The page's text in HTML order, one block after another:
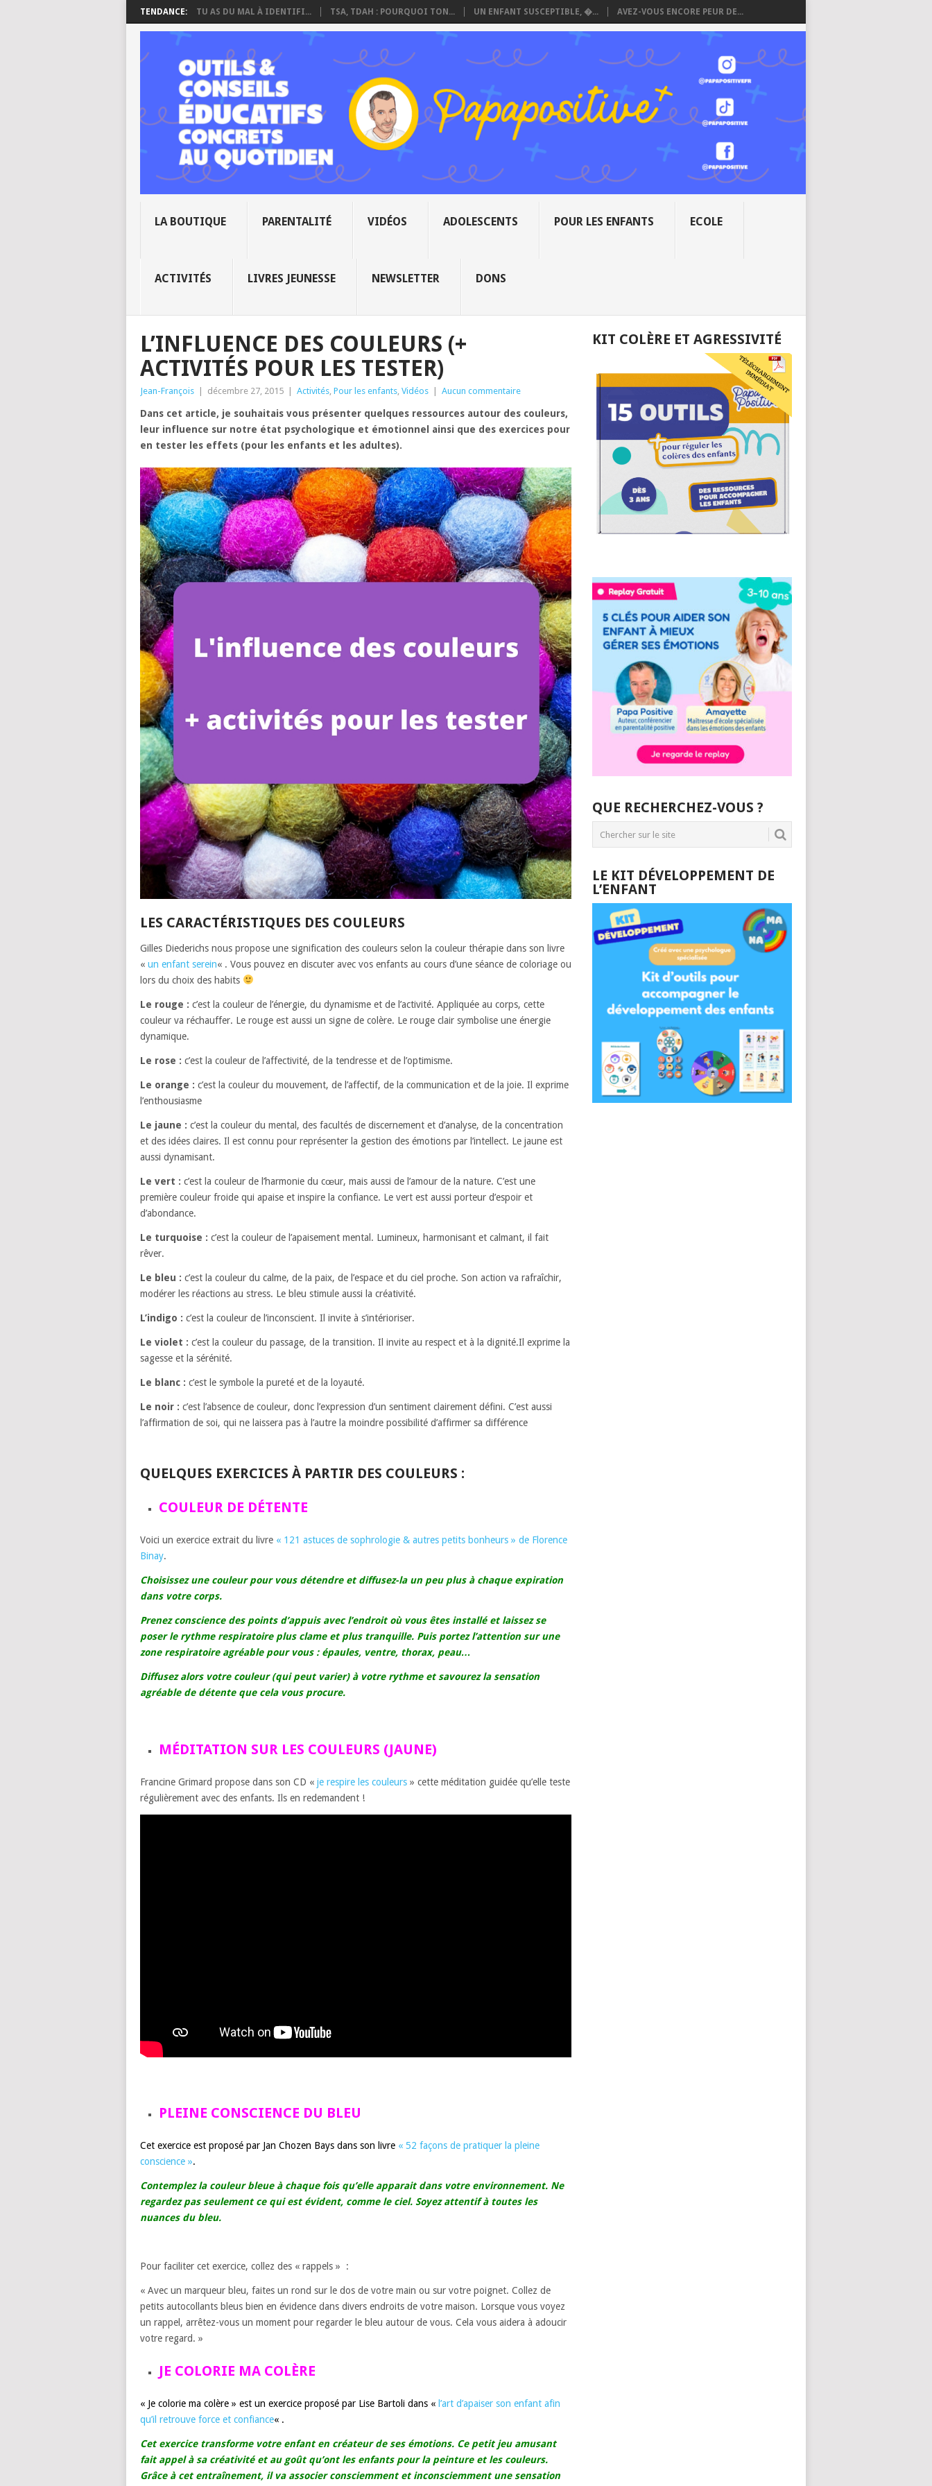
TENDANCE: TU AS DU MAL À IDENTIFI... TSA, TDAH : POURQUOI TON... UN ENFANT SUSCEPTIBLE, �... AVEZ-VOUS ENCORE PEUR DE...
LA BOUTIQUE PARENTALITÉ VIDÉOS ADOLESCENTS POUR LES ENFANTS ECOLE
ACTIVITÉS LIVRES JEUNESSE NEWSLETTER DONS
L’INFLUENCE DES COULEURS (+
ACTIVITÉS POUR LES TESTER)
Jean-François décembre 27, 2015 Activités Pour les enfants Vidéos Aucun commentaire
Dans cet article, je souhaitais vous présenter quelques ressources autour des couleurs,
leur influence sur notre état psychologique et émotionnel ainsi que des exercices pour
en tester les effets (pour les enfants et les adultes).
LES CARACTÉRISTIQUES DES COULEURS
Gilles Diederichs nous propose une signification des couleurs selon la couleur thérapie dans son livre
« un enfant serein« . Vous pouvez en discuter avec vos enfants au cours d’une séance de coloriage ou
lors du choix des habits
Le rouge : c’est la couleur de l’énergie, du dynamisme et de l’activité. Appliquée au corps, cette
couleur va réchauffer. Le rouge est aussi un signe de colère. Le rouge clair symbolise une énergie
dynamique.
Le rose : c’est la couleur de l’affectivité, de la tendresse et de l’optimisme.
Le orange : c’est la couleur du mouvement, de l’affectif, de la communication et de la joie. Il exprime
l’enthousiasme
Le jaune : c’est la couleur du mental, des facultés de discernement et d’analyse, de la concentration
et des idées claires. Il est connu pour représenter la gestion des émotions par l’intellect. Le jaune est
aussi dynamisant.
Le vert : c’est la couleur de l’harmonie du cœur, mais aussi de l’amour de la nature. C’est une
première couleur froide qui apaise et inspire la confiance. Le vert est aussi porteur d’espoir et
d’abondance.
Le turquoise : c’est la couleur de l’apaisement mental. Lumineux, harmonisant et calmant, il fait
rêver.
Le bleu : c’est la couleur du calme, de la paix, de l’espace et du ciel proche. Son action va rafraîchir,
modérer les réactions au stress. Le bleu stimule aussi la créativité.
L’indigo : c’est la couleur de l’inconscient. Il invite à s’intérioriser.
Le violet : c’est la couleur du passage, de la transition. Il invite au respect et à la dignité.Il exprime la
sagesse et la sérénité.
Le blanc : c’est le symbole la pureté et de la loyauté.
Le noir : c’est l’absence de couleur, donc l’expression d’un sentiment clairement défini. C’est aussi
l’affirmation de soi, qui ne laissera pas à l’autre la moindre possibilité d’affirmer sa différence
QUELQUES EXERCICES À PARTIR DES COULEURS :
COULEUR DE DÉTENTE
Voici un exercice extrait du livre « 121 astuces de sophrologie & autres petits bonheurs » de Florence
Binay.
Choisissez une couleur pour vous détendre et diffusez-la un peu plus à chaque expiration
dans votre corps.
Prenez conscience des points d’appuis avec l’endroit où vous êtes installé et laissez se
poser le rythme respiratoire plus clame et plus tranquille. Puis portez l’attention sur une
zone respiratoire agréable pour vous : épaules, ventre, thorax, peau…
Diffusez alors votre couleur (qui peut varier) à votre rythme et savourez la sensation
agréable de détente que cela vous procure.
MÉDITATION SUR LES COULEURS (JAUNE)
Francine Grimard propose dans son CD « je respire les couleurs » cette méditation guidée qu’elle teste
régulièrement avec des enfants. Ils en redemandent !
PLEINE CONSCIENCE DU BLEU
Cet exercice est proposé par Jan Chozen Bays dans son livre « 52 façons de pratiquer la pleine
conscience ».
Contemplez la couleur bleue à chaque fois qu’elle apparait dans votre environnement. Ne
regardez pas seulement ce qui est évident, comme le ciel. Soyez attentif à toutes les
nuances du bleu.
Pour faciliter cet exercice, collez des « rappels » :
« Avec un marqueur bleu, faites un rond sur le dos de votre main ou sur votre poignet. Collez de
petits autocollants bleus bien en évidence dans divers endroits de votre maison. Lorsque vous voyez
un rappel, arrêtez-vous un moment pour regarder le bleu autour de vous. Cela vous aidera à adoucir
votre regard. »
JE COLORIE MA COLÈRE
« Je colorie ma colère » est un exercice proposé par Lise Bartoli dans « l’art d’apaiser son enfant afin
qu’il retrouve force et confiance« .
Cet exercice transforme votre enfant en créateur de ses émotions. Ce petit jeu amusant
fait appel à sa créativité et au goût qu’ont les enfants pour la peinture et les couleurs.
Grâce à cet entraînement, il va associer consciemment et inconsciemment une sensation
KIT COLÈRE ET AGRESSIVITÉ
QUE RECHERCHEZ-VOUS ?
LE KIT DÉVELOPPEMENT DE
L’ENFANT